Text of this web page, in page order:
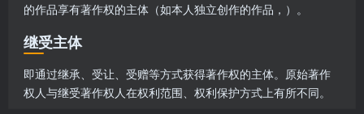
的作品享有著作权的主体（如本人独立创作的作品，）。
继受主体
即通过继承、受让、受赠等方式获得著作权的主体。原始著作
权人与继受著作权人在权利范围、权利保护方式上有所不同。